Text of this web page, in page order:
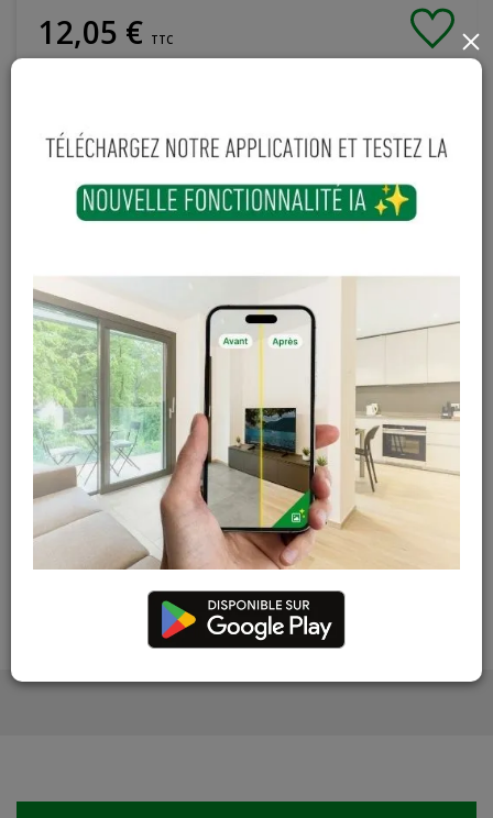
12,05 € TTC
Sur commande
Magasin / Entrepôt Quantité
Gosselies Hors stock
Court-St-Etienne Hors stock
Cuesmes Hors stock
Contactez Diffusion Menuiserie pour obtenir le temps de
réapprovisionnement pour ce produit
Les teintes, nuances et veinages des photos peuvent
varier par rapport au produit réel
×